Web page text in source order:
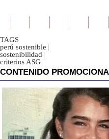
TAGS
perú sostenible |
sostenibilidad |
criterios ASG